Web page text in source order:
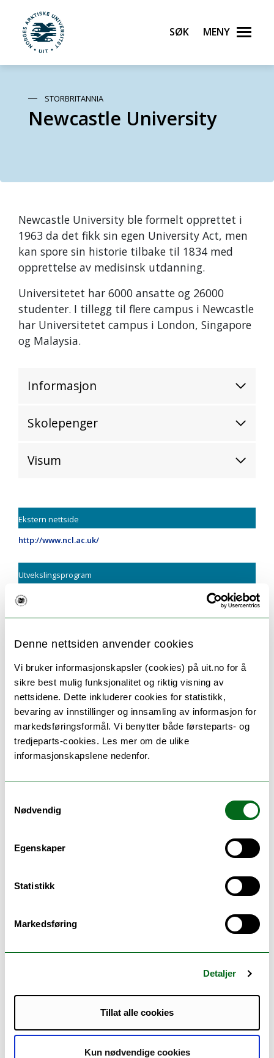
Denne nettsiden anvender cookies
Vi bruker informasjonskapsler (cookies) på uit.no for å
sikre best mulig funksjonalitet og riktig visning av
nettsidene. Dette inkluderer cookies for statistikk,
bevaring av innstillinger og innsamling av informasjon for
markedsføringsformål. Vi benytter både førsteparts- og
tredjeparts-cookies. Les mer om de ulike
informasjonskapslene nedenfor.
Nødvendig
Egenskaper
Statistikk
Markedsføring
Detaljer
Tillat alle cookies
Kun nødvendige cookies
Gå til hovedinnhold
UiT Norges arktiske universitet
Søk Meny
STORBRITANNIA
Newcastle University
Newcastle University ble formelt opprettet i
1963 da det fikk sin egen University Act, men
kan spore sin historie tilbake til 1834 med
opprettelse av medisinsk utdanning.
Universitetet har 6000 ansatte og 26000
studenter. I tillegg til flere campus i Newcastle
har Universitetet campus i London, Singapore
og Malaysia.
Informasjon
Skolepenger
Visum
Ekstern nettside
http://www.ncl.ac.uk/
Utvekslingsprogram
Bilaterale avt ink joint degree
Slik søker du om utveksling - trinn for trinn
Utvekslingsinformasjon
Finn ut hvor du kan dra og hvordan du søker.